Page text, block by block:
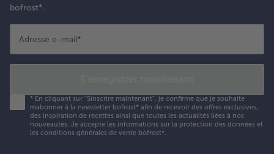
bofrost*.
Adresse e-mail*
* En cliquant sur "Sinscrire maintenant", je confirme que je souhaite
mabonner à la newsletter bofrost* afin de recevoir des offres exclusives,
des inspiration de recettes ainsi que toutes les actualités liées à nos
nouveautés. Je accepte les informations sur la protection des données et
les conditions générales de vente bofrost*.